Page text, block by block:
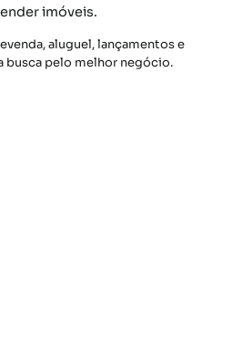
imóveis.
aluguel, lançamentos e
pelo melhor negócio.